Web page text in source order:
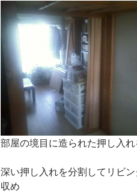
部屋の境目に造られた押し入
深い押し入れを分割してリビ
収め